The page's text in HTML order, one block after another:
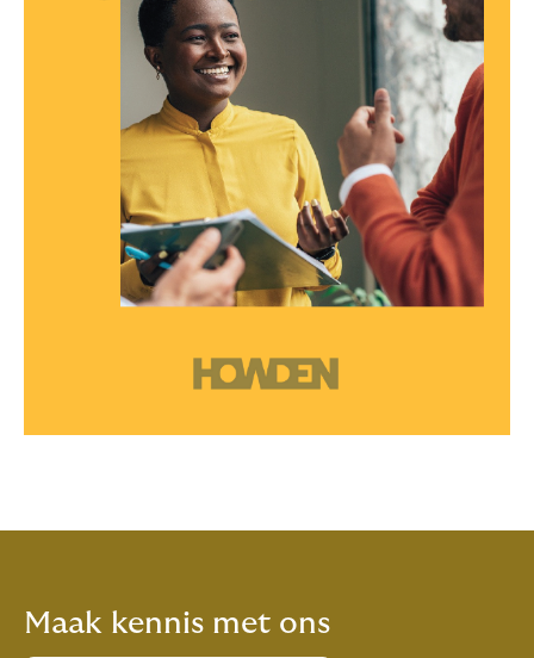
Maak kennis met ons